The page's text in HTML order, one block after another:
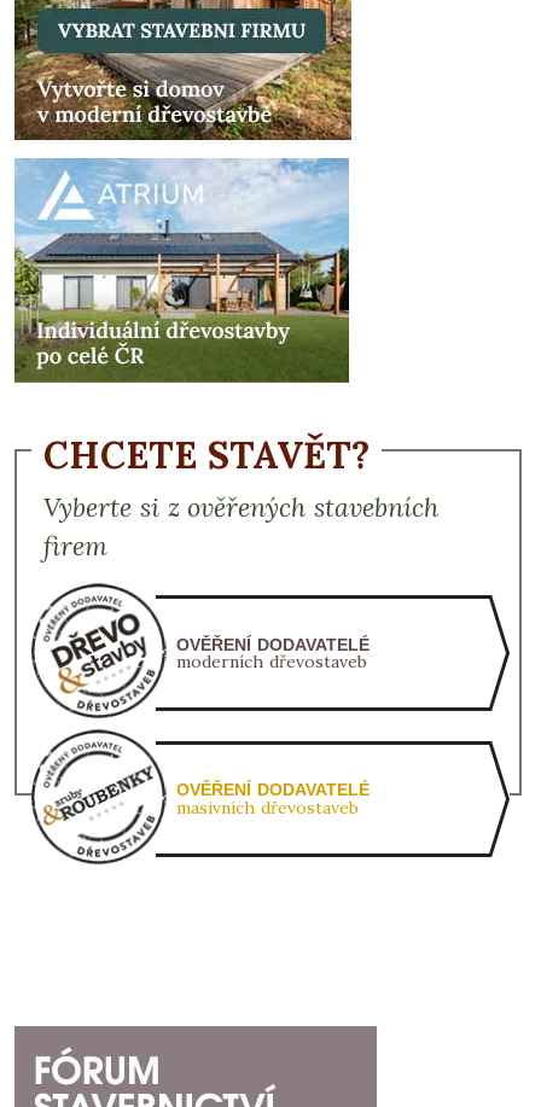
CHCETE STAVĚT?
Vyberte si z ověřených stavebních
firem
OVĚŘENÍ DODAVATELÉ
moderních dřevostaveb
OVĚŘENÍ DODAVATELÉ
masivních dřevostaveb